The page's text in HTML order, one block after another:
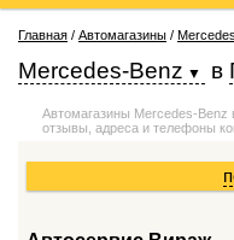
Главная / Автомагазины /
Mercedes-Benz в
Автомагазины Mercedes-Benz
отзывы, адреса и телефоны